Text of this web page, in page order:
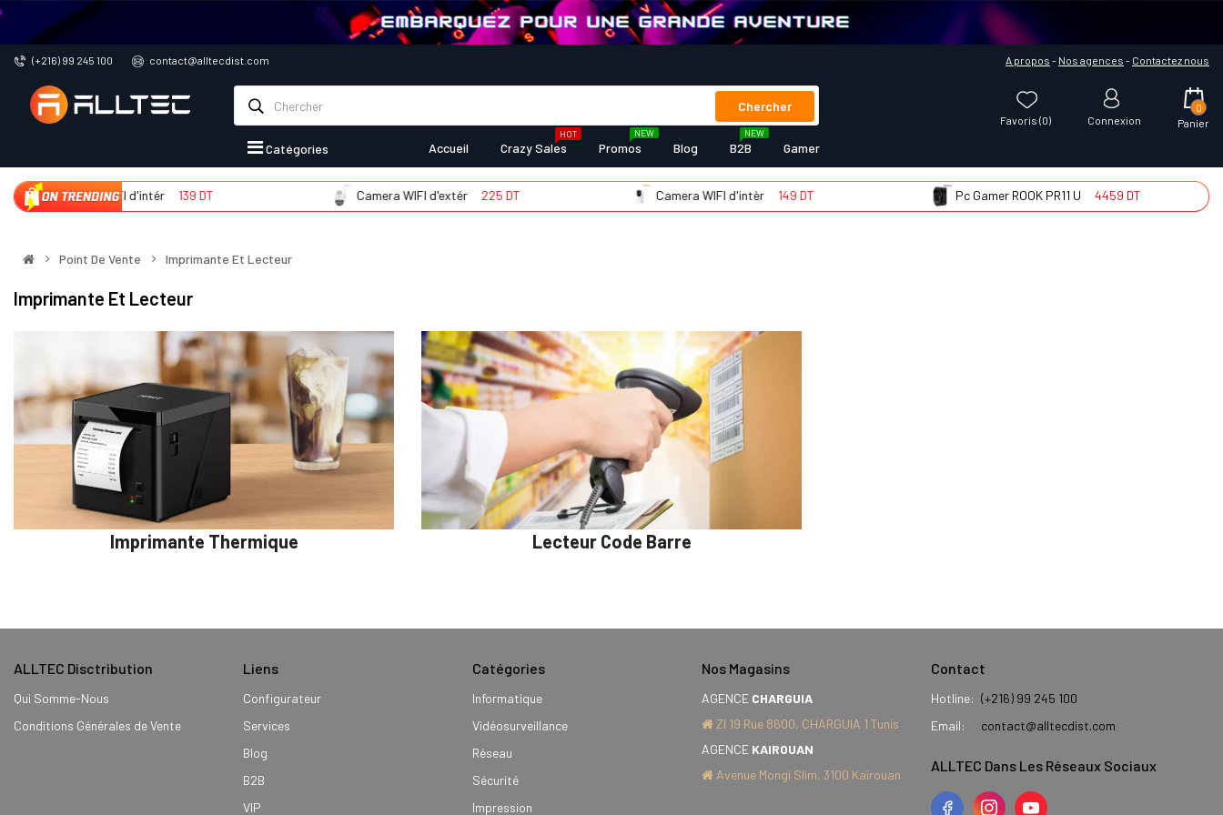
(+216) 99 245 100 contact@alltecdist.com A propos - Nos agences - Contactez nous
Chercher
Favoris (0) Connexion Panier
0
Catégories Accueil Crazy Sales
HOT
Promos
NEW
Blog B2B
NEW
Gamer
Camera WIFI d'intér 139 DT Camera WIFI d'extér 225 DT Camera WIFI d'intèr 149 DT Pc Gamer ROOK PR11 U 4459 DT
Point De Vente Imprimante Et Lecteur
Imprimante Et Lecteur
Imprimante Thermique Lecteur Code Barre
ALLTEC Disctribution
Qui Somme-Nous
Conditions Générales de Vente
Liens
Configurateur
Services
Blog
B2B
VIP
Catégories
Informatique
Vidéosurveillance
Réseau
Sécurité
Impression
Nos Magasins
AGENCE CHARGUIA
ZI 19 Rue 8600, CHARGUIA 1 Tunis
AGENCE KAIROUAN
Avenue Mongi Slim, 3100 Kairouan
Contact
Hotline: (+216) 99 245 100
Email:
contact@alltecdist.com
ALLTEC Dans Les Réseaux Sociaux